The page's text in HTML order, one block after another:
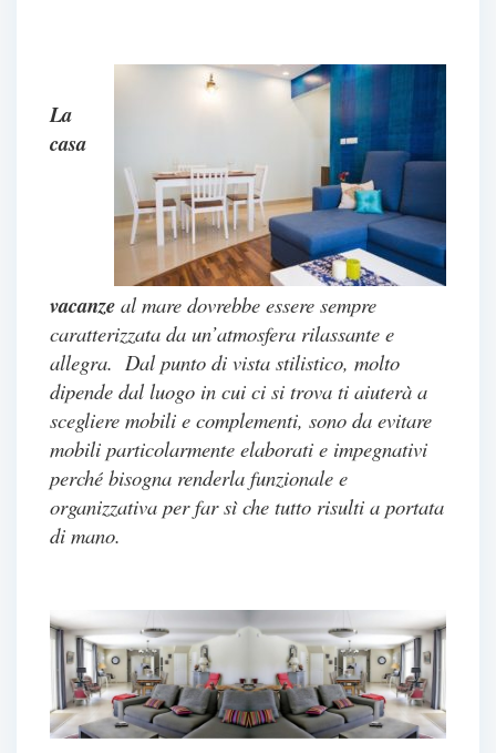
La
casa
vacanze al mare dovrebbe essere sempre
caratterizzata da un’atmosfera rilassante e
allegra. Dal punto di vista stilistico, molto
dipende dal luogo in cui ci si trova ti aiuterà a
scegliere mobili e complementi, sono da evitare
mobili particolarmente elaborati e impegnativi
perché bisogna renderla funzionale e
organizzativa per far sì che tutto risulti a portata
di mano.